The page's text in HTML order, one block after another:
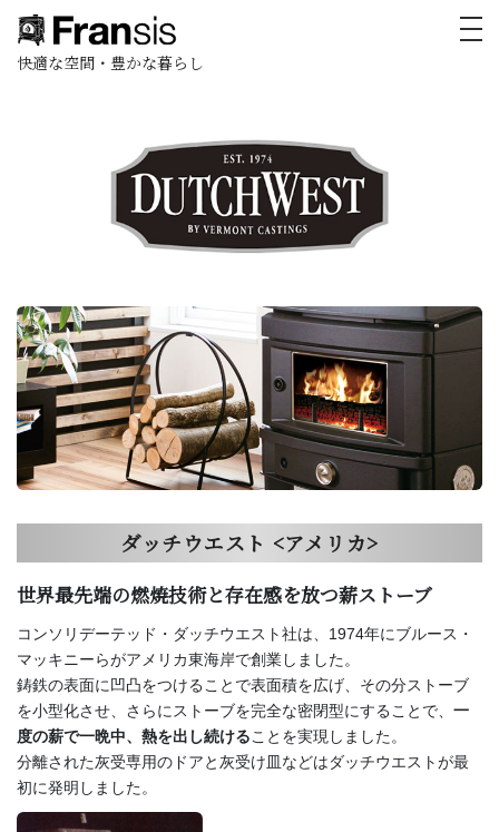
快適な空間・豊かな暮らし
ダッチウエスト <アメリカ>
世界最先端の燃焼技術と存在感を放つ薪ストーブ
コンソリデーテッド・ダッチウエスト社は、1974年にブルース・
マッキニーらがアメリカ東海岸で創業しました。
鋳鉄の表面に凹凸をつけることで表面積を広げ、その分ストーブ
を小型化させ、さらにストーブを完全な密閉型にすることで、 一
度の薪で一晩中、熱を出し続けることを実現しました。
分離された灰受専用のドアと灰受け皿などはダッチウエストが最
初に発明しました。